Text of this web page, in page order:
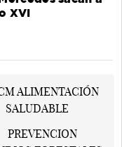
XVI